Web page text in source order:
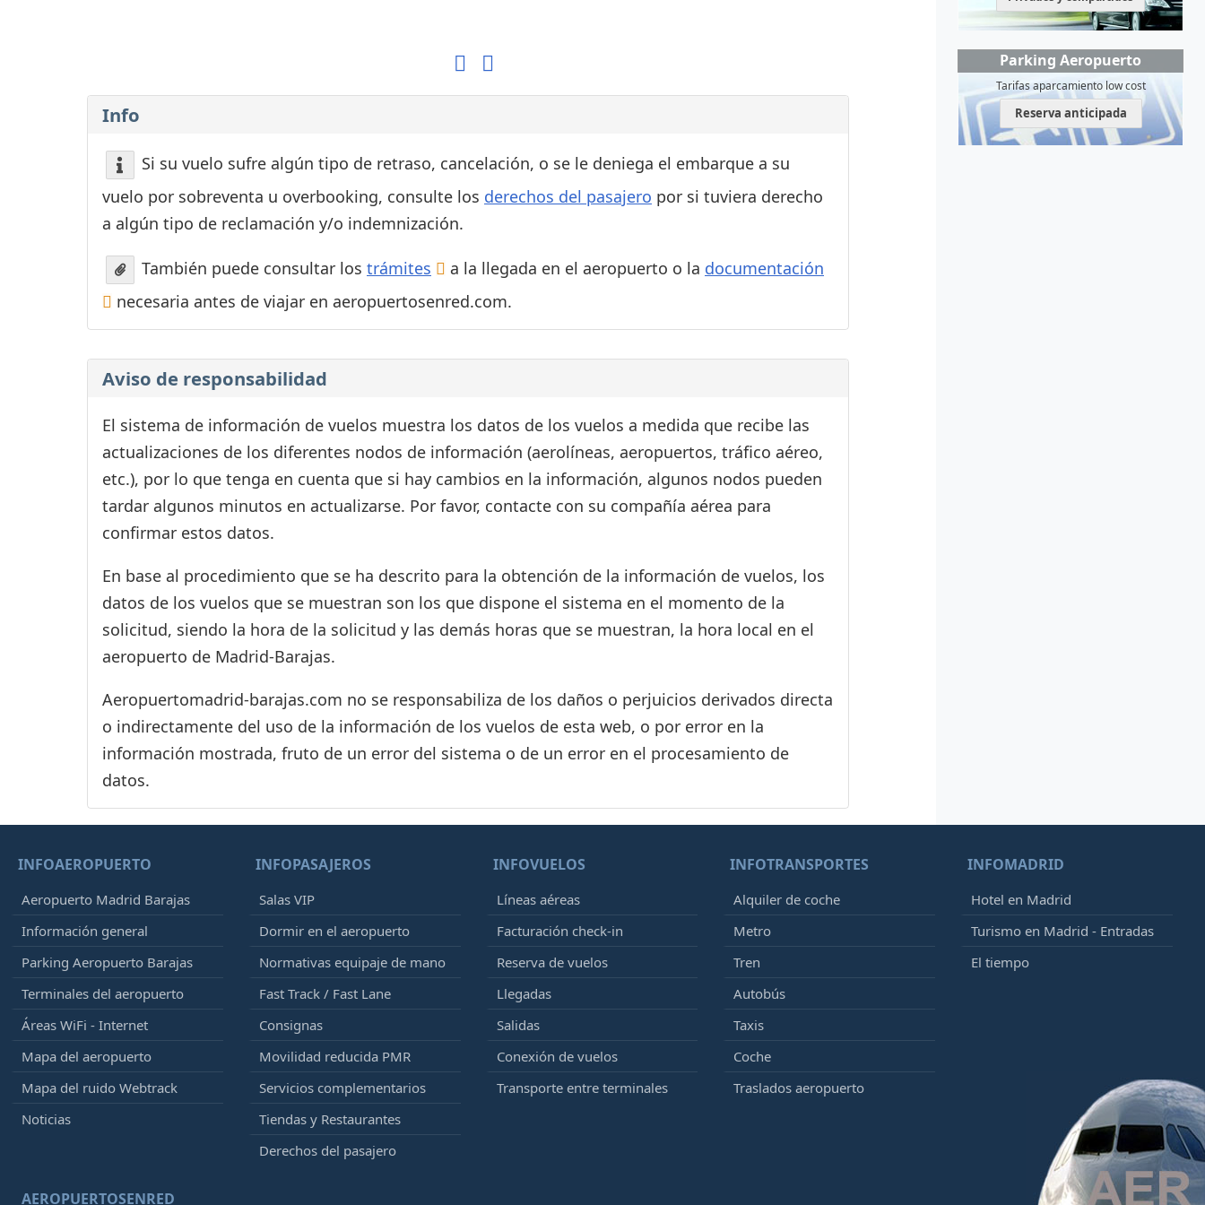
Info
Si su vuelo sufre algún tipo de retraso, cancelación, o se le deniega el embarque a su
vuelo por sobreventa u overbooking, consulte los derechos del pasajero por si tuviera derecho
a algún tipo de reclamación y/o indemnización.
También puede consultar los trámites a la llegada en el aeropuerto o la documentación
necesaria antes de viajar en aeropuertosenred.com.
Aviso de responsabilidad
El sistema de información de vuelos muestra los datos de los vuelos a medida que recibe las
actualizaciones de los diferentes nodos de información (aerolíneas, aeropuertos, tráfico aéreo,
etc.), por lo que tenga en cuenta que si hay cambios en la información, algunos nodos pueden
tardar algunos minutos en actualizarse. Por favor, contacte con su compañía aérea para
confirmar estos datos.
En base al procedimiento que se ha descrito para la obtención de la información de vuelos, los
datos de los vuelos que se muestran son los que dispone el sistema en el momento de la
solicitud, siendo la hora de la solicitud y las demás horas que se muestran, la hora local en el
aeropuerto de Madrid-Barajas.
Aeropuertomadrid-barajas.com no se responsabiliza de los daños o perjuicios derivados directa
o indirectamente del uso de la información de los vuelos de esta web, o por error en la
información mostrada, fruto de un error del sistema o de un error en el procesamiento de
datos.
Parking Aeropuerto
Tarifas aparcamiento low cost
Reserva anticipada
INFOAEROPUERTO
Aeropuerto Madrid Barajas
Información general
Parking Aeropuerto Barajas
Terminales del aeropuerto
Áreas WiFi - Internet
Mapa del aeropuerto
Mapa del ruido Webtrack
Noticias
INFOPASAJEROS
Salas VIP
Dormir en el aeropuerto
Normativas equipaje de mano
Fast Track / Fast Lane
Consignas
Movilidad reducida PMR
Servicios complementarios
Tiendas y Restaurantes
Derechos del pasajero
INFOVUELOS
Líneas aéreas
Facturación check-in
Reserva de vuelos
Llegadas
Salidas
Conexión de vuelos
Transporte entre terminales
INFOTRANSPORTES
Alquiler de coche
Metro
Tren
Autobús
Taxis
Coche
Traslados aeropuerto
INFOMADRID
Hotel en Madrid
Turismo en Madrid - Entradas
El tiempo
AEROPUERTOSENRED